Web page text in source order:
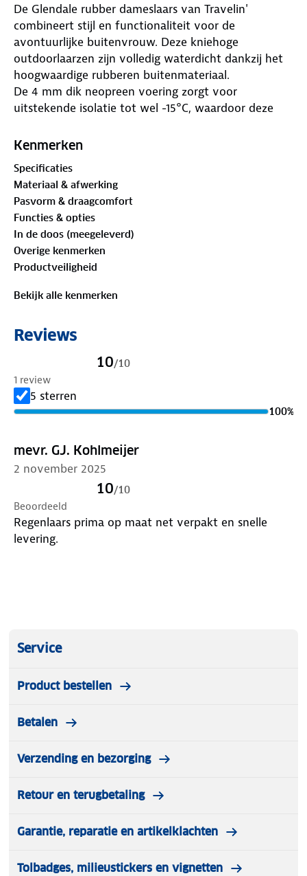
De Glendale rubber dameslaars van Travelin'
combineert stijl en functionaliteit voor de
avontuurlijke buitenvrouw. Deze kniehoge
outdoorlaarzen zijn volledig waterdicht dankzij het
hoogwaardige rubberen buitenmateriaal.
De 4 mm dik neopreen voering zorgt voor
uitstekende isolatie tot wel -15°C, waardoor deze
winterdagen. De uitneembare binnenzool van zacht
terwijl de robuuste rubberen profielzool zorgt voor
stevige grip op iedere ondergrond. De ritssluiting en
verstelbare schacht maken de laarzen eenvoudig
aan en uit te trekken en zorgen voor een perfecte,
aansluitende pasvorm.
Of je nu een wandeling door het bos maakt, je in de
tuin werkt of op een regenachtige dag de stad in
gaat, deze veelzijdige dameslaarzen bieden
Kenmerken
Specificaties
Materiaal & afwerking
Pasvorm & draagcomfort
Functies & opties
In de doos (meegeleverd)
Overige kenmerken
Productveiligheid
Bekijk alle kenmerken
Reviews
10/10
1 review
5 sterren
100%
mevr. GJ. Kohlmeijer
2 november 2025
10/10
Beoordeeld
Regenlaars prima op maat net verpakt en snelle
levering.
Service
Product bestellen
Betalen
Verzending en bezorging
Retour en terugbetaling
Garantie, reparatie en artikelklachten
Tolbadges, milieustickers en vignetten